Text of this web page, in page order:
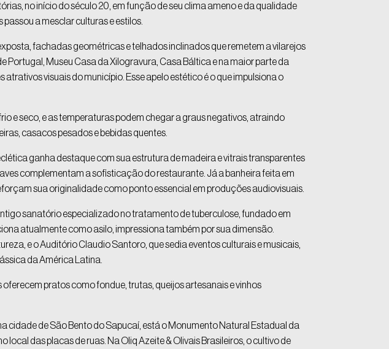
no início do século 20, em função de seu clima ameno e da qualidade
a mesclar culturas e estilos.
fachadas geométricas e telhados inclinados que remetem a vilarejos
Portugal, Museu Casa da Xilogravura, Casa Báltica e na maior parte da
visuais do município. Esse apelo estético é o que impulsiona o
e seco, e as temperaturas podem chegar a graus negativos, atraindo
casacos pesados e bebidas quentes.
ganha destaque com sua estrutura de madeira e vitrais transparentes
complementam a sofisticação do restaurante. Já a banheira feita em
sua originalidade como ponto essencial em produções audiovisuais.
sanatório especializado no tratamento de tuberculose, fundado em
atualmente como asilo, impressiona também por sua dimensão.
e o Auditório Claudio Santoro, que sedia eventos culturais e musicais,
da América Latina.
pratos como fondue, trutas, queijos artesanais e vinhos
cidade de São Bento do Sapucaí, está o Monumento Natural Estadual da
das placas de ruas. Na Oliq Azeite & Olivais Brasileiros, o cultivo de